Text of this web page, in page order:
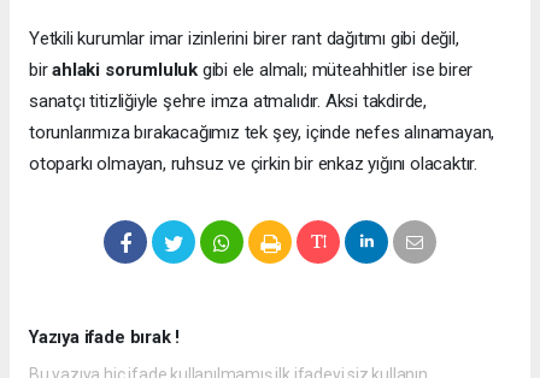
Yetkili kurumlar imar izinlerini birer rant dağıtımı gibi değil,
birahlaki sorumlulukgibi ele almalı; müteahhitler ise birer
sanatçı titizliğiyle şehre imza atmalıdır. Aksi takdirde,
torunlarımıza bırakacağımız tek şey, içinde nefes alınamayan,
otoparkı olmayan, ruhsuz ve çirkin bir enkaz yığını olacaktır.
Yazıya ifade bırak !